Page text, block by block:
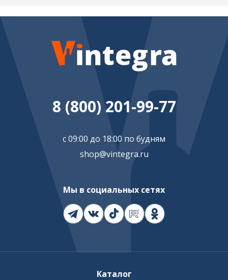
8 (800) 201-99-77
с 09:00 до 18:00 по будням
shop@vintegra.ru
Мы в социальных сетях
Каталог